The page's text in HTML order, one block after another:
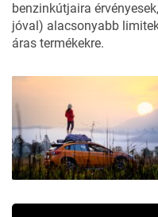
benzinkútjaira
jóval) alacsonyabb
áras termékekre.